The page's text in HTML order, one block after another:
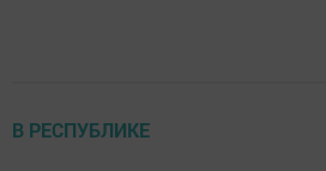
В РЕСПУБЛИКЕ